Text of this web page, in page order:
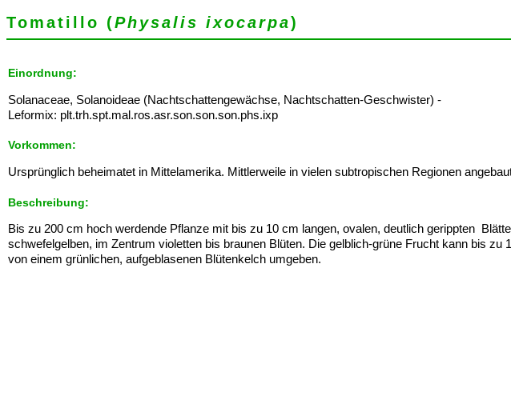
Tomatillo (Physalis ixocarpa)
Einordnung:
Solanaceae, Solanoideae (Nachtschattengewächse, Nachtschatten-Geschwister) -
Leformix: plt.trh.spt.mal.ros.asr.son.son.son.phs.ixp
Vorkommen:
Ursprünglich beheimatet in Mittelamerika. Mittlerweile in vielen subtropischen Regionen
Beschreibung:
Bis zu 200 cm hoch werdende Pflanze mit bis zu 10 cm langen, ovalen, deutlich gerippten
schwefelgelben, im Zentrum violetten bis braunen Blüten. Die gelblich-grüne Frucht kann bis zu
von einem grünlichen, aufgeblasenen Blütenkelch umgeben.